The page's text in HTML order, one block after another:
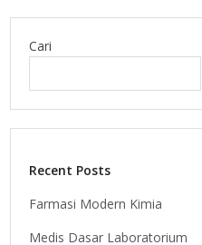
Cari
Recent Posts
Farmasi Modern Kimia
Medis Dasar Laboratorium